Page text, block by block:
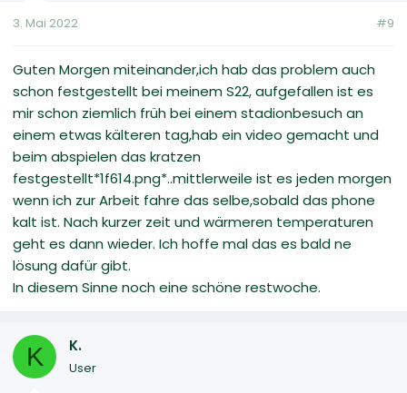
3. Mai 2022 #9
Guten Morgen miteinander,ich hab das problem auch
schon festgestellt bei meinem S22, aufgefallen ist es
mir schon ziemlich früh bei einem stadionbesuch an
einem etwas kälteren tag,hab ein video gemacht und
beim abspielen das kratzen
festgestellt*1f614.png*..mittlerweile ist es jeden morgen
wenn ich zur Arbeit fahre das selbe,sobald das phone
kalt ist. Nach kurzer zeit und wärmeren temperaturen
geht es dann wieder. Ich hoffe mal das es bald ne
lösung dafür gibt.
In diesem Sinne noch eine schöne restwoche.
K K.
User